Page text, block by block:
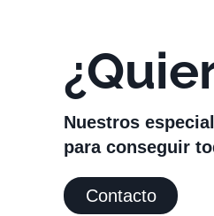
Nuestros
para conseguir
Contacto